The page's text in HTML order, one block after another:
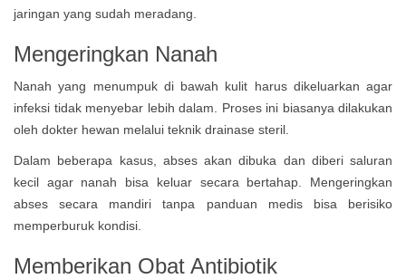
jaringan yang sudah meradang.
Mengeringkan Nanah
Nanah yang menumpuk di bawah kulit harus dikeluarkan agar
infeksi tidak menyebar lebih dalam. Proses ini biasanya dilakukan
oleh dokter hewan melalui teknik drainase steril.
Dalam beberapa kasus, abses akan dibuka dan diberi saluran
kecil agar nanah bisa keluar secara bertahap. Mengeringkan
abses secara mandiri tanpa panduan medis bisa berisiko
memperburuk kondisi.
Memberikan Obat Antibiotik